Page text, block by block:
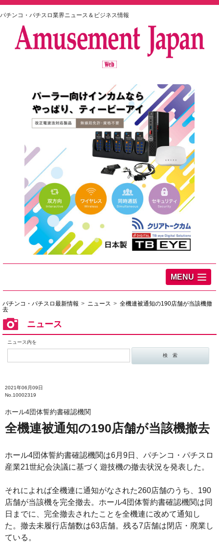
パチンコ・パチスロ業界ニュース＆ビジネス情報
MENU
パチンコ・パチスロ最新情報 ニュース
全機連被通知の190店舗が当該機撤
去
ニュース
ニュース内を
2021年06月09日
No.10002319
ホール4団体誓約書確認機関
全機連被通知の190店舗が当該機撤去
ホール4団体誓約書確認機関は6月9日、パチンコ・パチスロ
産業21世紀会決議に基づく遊技機の撤去状況を発表した。
それによれば全機連に通知がなされた260店舗のうち、190
店舗が当該機を完全撤去。ホール4団体誓約書確認機関は同
日までに、完全撤去されたことを全機連に改めて通知し
た。撤去未履行店舗数は63店舗。残る7店舗は閉店・廃業し
ている。